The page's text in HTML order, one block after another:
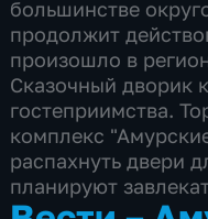
большинстве
продолжит
произошло в
Сказочный дворик
гостеприимства.
комплекс
распахнуть двери
планируют